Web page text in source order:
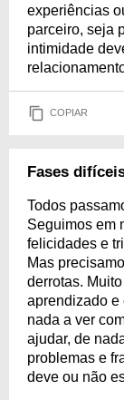
experiências
parceiro, seja
intimidade
COPIAR
Fases
Todos
Seguimos em
felicidades e
Mas
derrotas.
aprendizado e
nada a ver
ajudar, de
problemas e
deve ou não